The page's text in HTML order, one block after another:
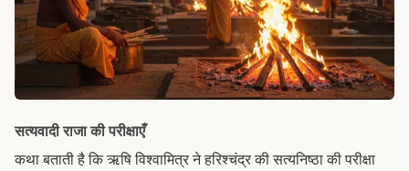
सत्यवादी राजा की परीक्षाएँ
कथा बताती है कि ऋषि विश्वामित्र ने हरिश्चंद्र की सत्यनिष्ठा की परीक्षा